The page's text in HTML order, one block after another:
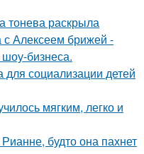
тонева раскрыла
с Алексеем брижей -
бизнеса.
для социализации детей
мягким, легко и
будто она пахнет